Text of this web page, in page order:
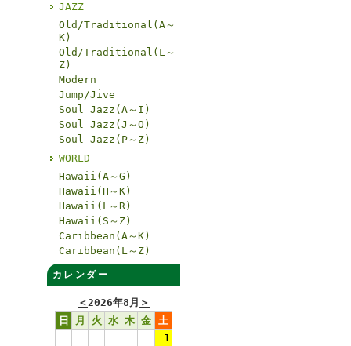
JAZZ
Old/Traditional(A～
K)
Old/Traditional(L～
Z)
Modern
Jump/Jive
Soul Jazz(A～I)
Soul Jazz(J～O)
Soul Jazz(P～Z)
WORLD
Hawaii(A～G)
Hawaii(H～K)
Hawaii(L～R)
Hawaii(S～Z)
Caribbean(A～K)
Caribbean(L～Z)
カレンダー
＜2026年8月 ＞
日
月 火 水 木 金 土
1